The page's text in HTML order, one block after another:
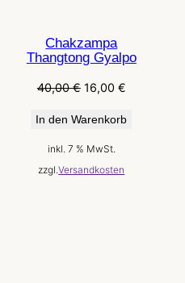
Chakzampa
Thangtong Gyalpo
40,00€ Ursprünglicher
war:
16,00 €Aktueller
ist:
In den Warenkorb
inkl. 7 % MwSt.
zzgl.Versandkosten